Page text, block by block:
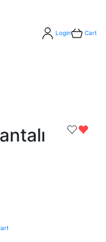
Login Cart